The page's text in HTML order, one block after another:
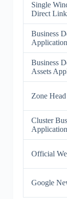
Single
Direct Link
Business
Business
Assets
Zone
Cluster
Official
Google